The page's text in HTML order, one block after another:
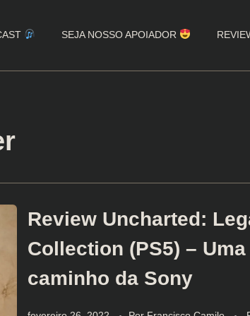
SEJA NOSSO APOIADOR
Review Uncharted:
Collection (PS5) –
caminho da Sony